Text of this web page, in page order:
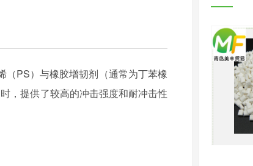
（PS）与橡胶增韧剂（通常为丁苯橡
，提供了较高的冲击强度和耐冲击性